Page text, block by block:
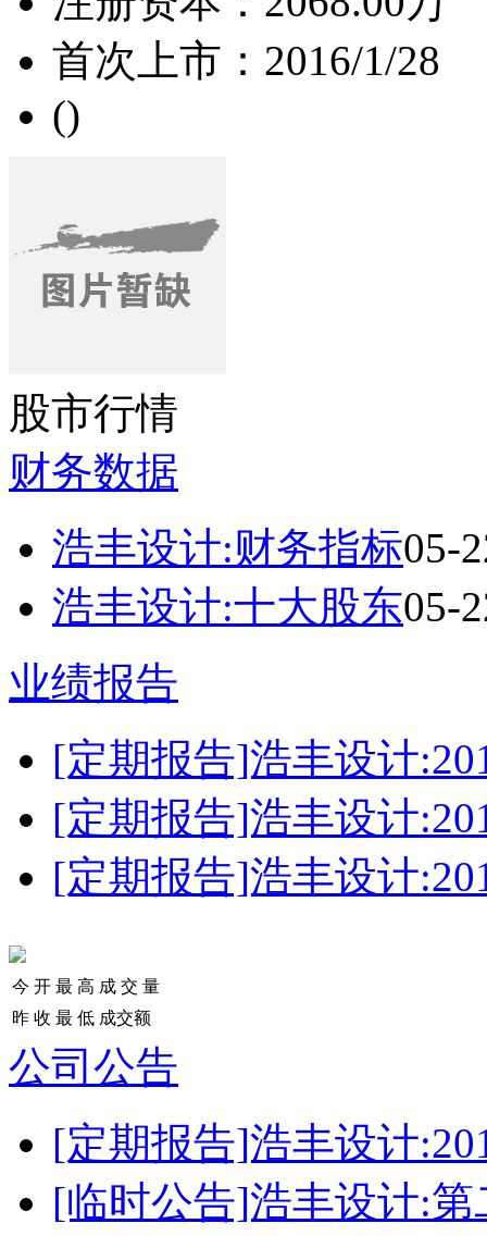
首次上市： 2016/1/28
()
股市行情
财务数据
浩丰设计:财务指标05-
浩丰设计:十大股东05-
业绩报告
[定期报告]浩丰设计
[定期报告]浩丰设计
[定期报告]浩丰设计
今 开 最 高 成 交 量
昨 收 最 低 成交额
公司公告
[定期报告]浩丰设计
[临时公告]浩丰设计: